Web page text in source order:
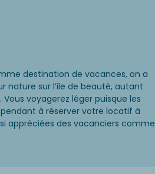
destination de vacances, on a
nature sur l’ile de beauté, autant
voyagerez léger puisque les
à réserver votre locatif à
appréciées des vacanciers comme